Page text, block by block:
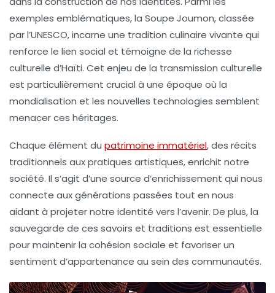
exemples emblématiques, la Soupe Joumon, classée
par l’UNESCO, incarne une tradition culinaire vivante qui
renforce le lien social et témoigne de la richesse
culturelle d’Haïti. Cet enjeu de la transmission culturelle
est particulièrement crucial à une époque où la
mondialisation et les nouvelles technologies semblent
menacer ces héritages.
Chaque élément du patrimoine immatériel, des récits
traditionnels aux pratiques artistiques, enrichit notre
société. Il s’agit d’une source d’enrichissement qui nous
connecte aux générations passées tout en nous
aidant à projeter notre identité vers l’avenir. De plus, la
sauvegarde de ces savoirs et traditions est essentielle
pour maintenir la cohésion sociale et favoriser un
sentiment d’appartenance au sein des communautés.